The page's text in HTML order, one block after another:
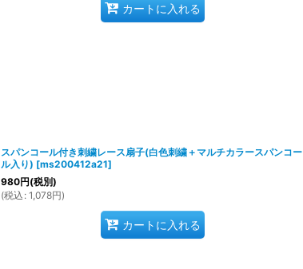
カートに入れる
スパンコール付き刺繍レース扇子(白色刺繍＋マルチカラースパンコー
ル入り) [ms200412a21]
980円(税別)
(税込 : 1,078円)
カートに入れる